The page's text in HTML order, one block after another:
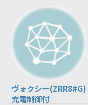
ヴォクシー(ZRR8#G)
充電制御付